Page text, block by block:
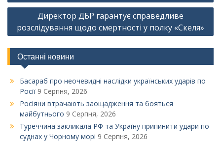
Директор ДБР гарантує справедливе
розслідування щодо смертності у полку «Скеля»
Останні новини
Басараб про неочевидні наслідки українських ударів по
Росії 9 Серпня, 2026
Росіяни втрачають заощадження та бояться
майбутнього 9 Серпня, 2026
Туреччина закликала РФ та Україну припинити удари по
суднах у Чорному морі 9 Серпня, 2026